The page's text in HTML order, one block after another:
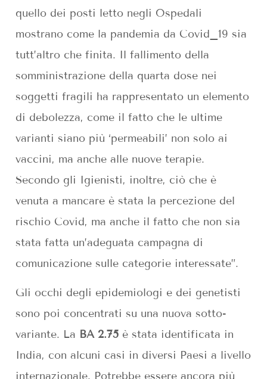
quello dei posti letto negli Ospedali
mostrano come la pandemia da Covid_19 sia
tutt’altro che finita. Il fallimento della
somministrazione della quarta dose nei
soggetti fragili ha rappresentato un elemento
di debolezza, come il fatto che le ultime
varianti siano più ‘permeabili’ non solo ai
vaccini, ma anche alle nuove terapie.
Secondo gli Igienisti, inoltre, ciò che è
venuta a mancare è stata la percezione del
rischio Covid, ma anche il fatto che non sia
stata fatta un’adeguata campagna di
comunicazione sulle categorie interessate”.
Gli occhi degli epidemiologi e dei genetisti
sono poi concentrati su una nuova sotto-
variante. La BA 2.75 è stata identificata in
India, con alcuni casi in diversi Paesi a livello
internazionale. Potrebbe essere ancora più